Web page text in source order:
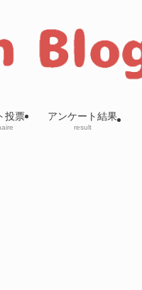
投票 アンケート結果
result